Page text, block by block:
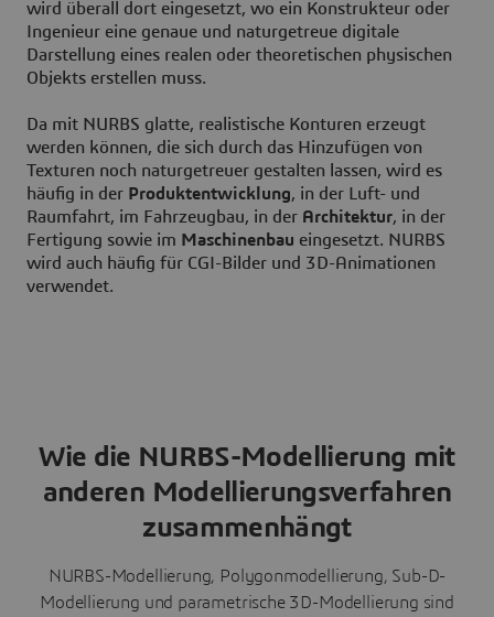
wird überall dort eingesetzt, wo ein Konstrukteur oder
Ingenieur eine genaue und naturgetreue digitale
Darstellung eines realen oder theoretischen physischen
Objekts erstellen muss.
Da mit NURBS glatte, realistische Konturen erzeugt
werden können, die sich durch das Hinzufügen von
Texturen noch naturgetreuer gestalten lassen, wird es
häufig in der Produktentwicklung, in der Luft- und
Raumfahrt, im Fahrzeugbau, in der Architektur, in der
Fertigung sowie im Maschinenbau eingesetzt. NURBS
wird auch häufig für CGI-Bilder und 3D-Animationen
verwendet.
Wie die NURBS-Modellierung mit
anderen Modellierungsverfahren
zusammenhängt
NURBS-Modellierung, Polygonmodellierung, Sub-D-
Modellierung und parametrische 3D-Modellierung sind